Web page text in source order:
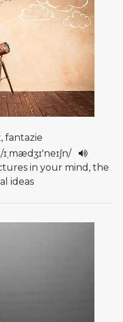
fantazie
/ɪˌmædʒɪ'neɪʃn/
in your mind, the
ideas